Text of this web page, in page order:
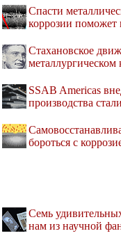
Спасти
коррозии поможет
Стахановское
металлургическом
SSAB Americas
производства
бороться с
Семь
нам из научной